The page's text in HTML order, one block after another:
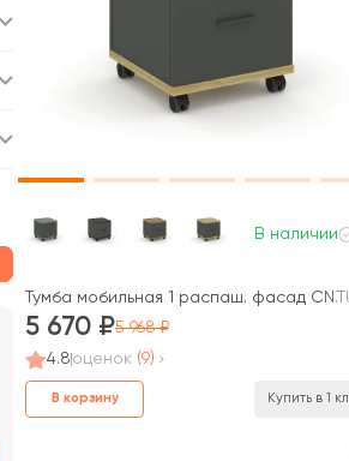
В наличии
Тумба мобильная 1 распаш. фасад
5 670
5 968
4.8оценок (9)
В корзину Купить в 1